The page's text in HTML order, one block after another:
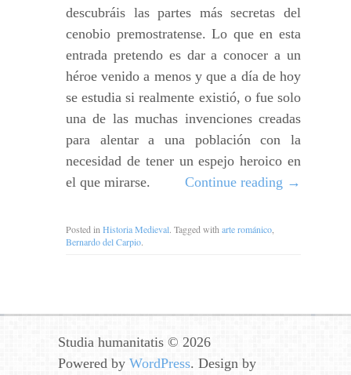
descubráis las partes más secretas del
cenobio premostratense. Lo que en esta
entrada pretendo es dar a conocer a un
héroe venido a menos y que a día de hoy
se estudia si realmente existió, o fue solo
una de las muchas invenciones creadas
para alentar a una población con la
necesidad de tener un espejo heroico en
el que mirarse.
Continue reading →
Posted in Historia Medieval. Tagged with arte románico
Bernardo del Carpio.
Studia humanitatis © 2026
Powered by WordPress. Design by